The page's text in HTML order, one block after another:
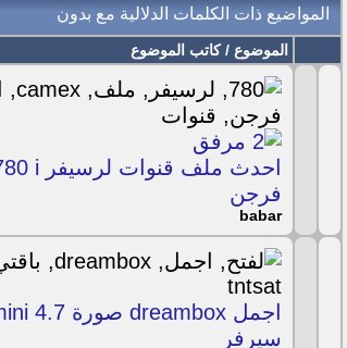
المواضيع ذات الكلمات الدلالية مع بدون
الموضوع / كاتب الموضوع
فرجن
babar
سيرفر